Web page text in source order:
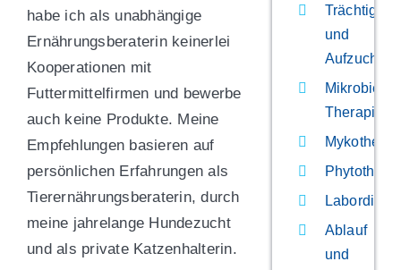
habe ich als unabhängige
Ernährungsberaterin keinerlei
Kooperationen mit
Futtermittelfirmen und bewerbe
auch keine Produkte. Meine
Empfehlungen basieren auf
persönlichen Erfahrungen als
Tierernährungsberaterin, durch
meine jahrelange Hundezucht
und als private Katzenhalterin.
Trächtigkeit
und
Aufzucht
Mikrobielle
Therapie
Ablauf
und